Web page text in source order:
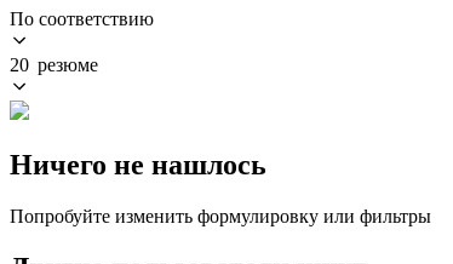
По соответствию
20 резюме
Ничего не нашлось
Попробуйте изменить формулировку или фильтры